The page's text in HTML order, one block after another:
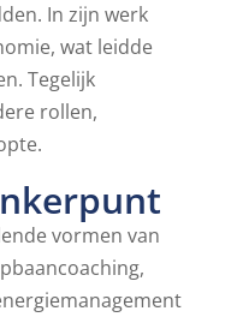
In zijn werk
wat leidde
Tegelijk
rollen,
vormen van